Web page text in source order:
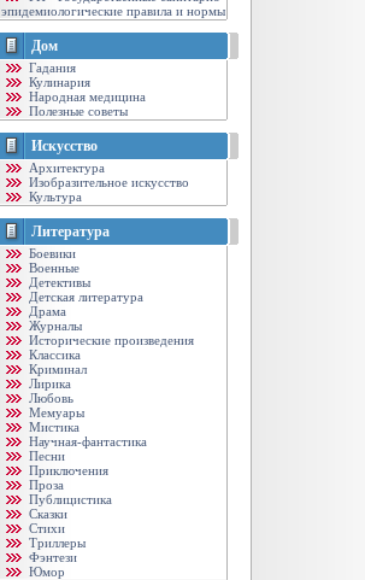
эпидемиологические правила и нормы
Дом
Гадания
Кулинария
Народная медицина
Полезные советы
Искусство
Архитектура
Изобразительное искусство
Культура
Литература
Боевики
Военные
Детективы
Детская литература
Драма
Журналы
Исторические произведения
Классика
Криминал
Лирика
Любовь
Мемуары
Мистика
Научная-фантастика
Песни
Приключения
Проза
Публицистика
Сказки
Стихи
Триллеры
Фэнтези
Юмор